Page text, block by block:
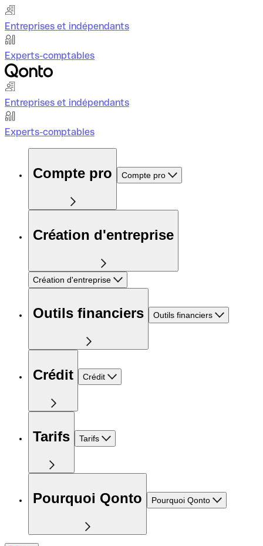
Entreprises et indépendants
Experts-comptables
Entreprises et indépendants
Experts-comptables
Compte pro Compte pro
Création d'entreprise
Création d'entreprise
Outils financiers Outils financiers
Crédit Crédit
Tarifs Tarifs
Pourquoi Qonto Pourquoi Qonto